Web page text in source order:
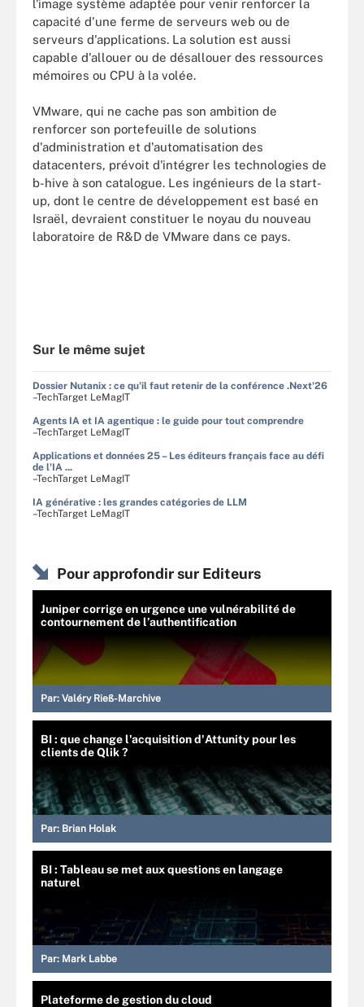
l'image système adaptée pour venir renforcer la
capacité d'une ferme de serveurs web ou de
serveurs d'applications. La solution est aussi
capable d'allouer ou de désallouer des ressources
mémoires ou CPU à la volée.
VMware, qui ne cache pas son ambition de
renforcer son portefeuille de solutions
d'administration et d'automatisation des
datacenters, prévoit d'intégrer les technologies de
b-hive à son catalogue. Les ingénieurs de la start-
up, dont le centre de développement est basé en
Israël, devraient constituer le noyau du nouveau
laboratoire de R&D de VMware dans ce pays.
Sur le même sujet
Dossier Nutanix : ce qu'il faut retenir de la conférence .Next'26
–TechTarget LeMagIT
Agents IA et IA agentique : le guide pour tout comprendre
–TechTarget LeMagIT
Applications et données 25 – Les éditeurs français face au défi
de l'IA ...
–TechTarget LeMagIT
IA générative : les grandes catégories de LLM
–TechTarget LeMagIT
Pour approfondir sur Editeurs
Juniper corrige en urgence une vulnérabilité de
contournement de l’authentification
Par: Valéry Rieß-Marchive
BI : que change l'acquisition d'Attunity pour les
clients de Qlik ?
Par: Brian Holak
BI : Tableau se met aux questions en langage
naturel
Par: Mark Labbe
Plateforme de gestion du cloud